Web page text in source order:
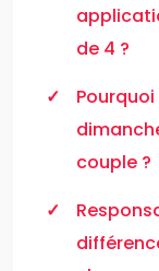
de 4 ?
couple ?